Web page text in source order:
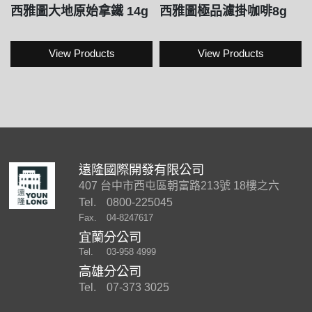
西雅圖大地原始拿鐵 14g
View Products
西雅圖極品濾掛咖啡8g
View Products
遠隆國際開發有限公司
407 台中市西屯區朝富路213號 18樓之六
Tel.
0800-225045
Fax. 04-8247617
宜蘭分公司
Tel. 03-958 4999
高雄分公司
Tel. 07-373 3025